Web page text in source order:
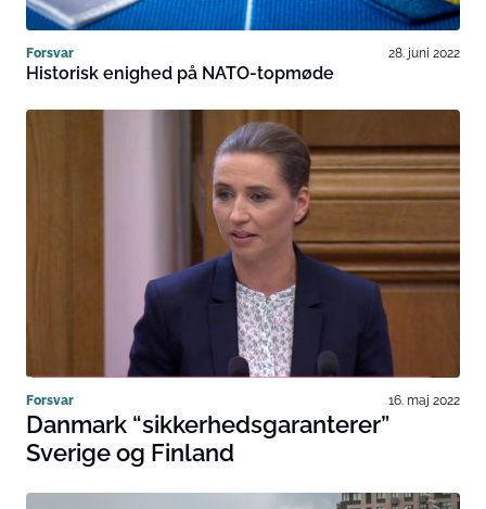
Forsvar 28. juni 2022
Historisk enighed på NATO-topmøde
Forsvar 16. maj 2022
Danmark “sikkerhedsgaranterer”
Sverige og Finland